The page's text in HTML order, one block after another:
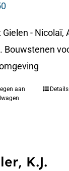
- Nicolaï,
Bouwstenen
aan
Details
K.J.